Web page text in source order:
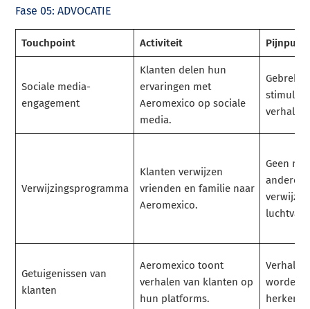
Fase 05: ADVOCATIE
Touchpoint Activiteit Pijnpunt
Sociale media-
engagement
Klanten delen hun
ervaringen met
Aeromexico op sociale
media.
Gebrek
verhalen
Verwijzingsprogramma
Klanten verwijzen
vrienden en familie naar
Aeromexico.
Geen
anderen
Getuigenissen van
klanten
Aeromexico toont
verhalen van klanten op
hun platforms.
worden
herkend.